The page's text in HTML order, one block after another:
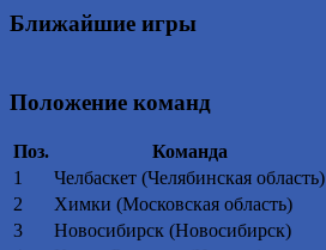
Ближайшие игры
Положение команд
Поз. Команда
1
Челбаскет (Челябинская область)
2
Химки (Московская область)
3
Новосибирск (Новосибирск)